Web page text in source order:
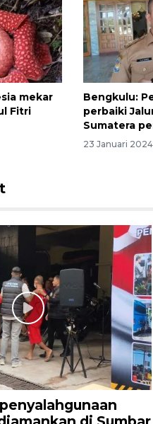
mekar
Fitri
Bengkulu:
perbaiki
Sumatera
23 Januari 2024